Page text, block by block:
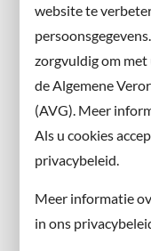
website te
zorgvuldig om met
de Algemene
(AVG). Meer
Als u cookies
privacybeleid.
Meer informatie
in ons
Facebook
X
Instagram
Contact
Information in